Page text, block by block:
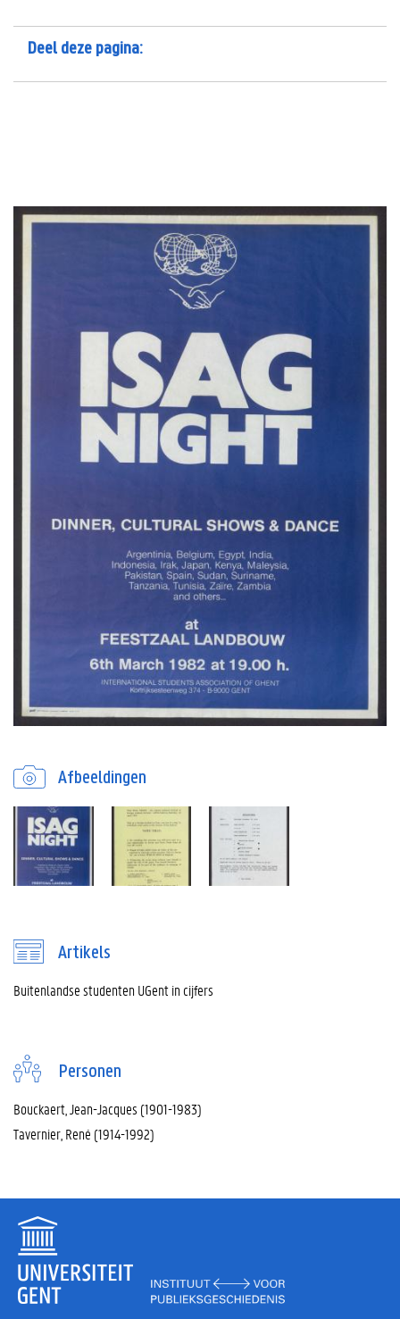
Deel deze pagina:
Afbeeldingen
Artikels
Buitenlandse studenten UGent in cijfers
Personen
Bouckaert, Jean-Jacques (1901-1983)
Tavernier, René (1914-1992)